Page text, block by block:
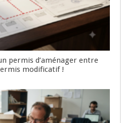
permis d’aménager entre
modificatif !